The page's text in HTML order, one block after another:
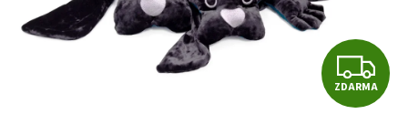
Z
D
ZDARMA